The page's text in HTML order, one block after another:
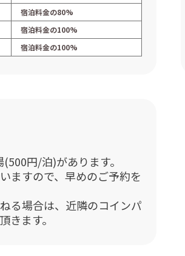
宿泊料金の80%
宿泊料金の100%
宿泊料金の100%
円/泊)があります。
ますので、早めのご予約を
る場合は、近隣のコインパ
きます。